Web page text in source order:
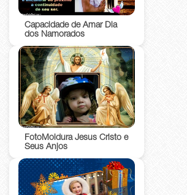
Capacidade de Amar Dia
dos Namorados
FotoMoldura Jesus Cristo e
Seus Anjos